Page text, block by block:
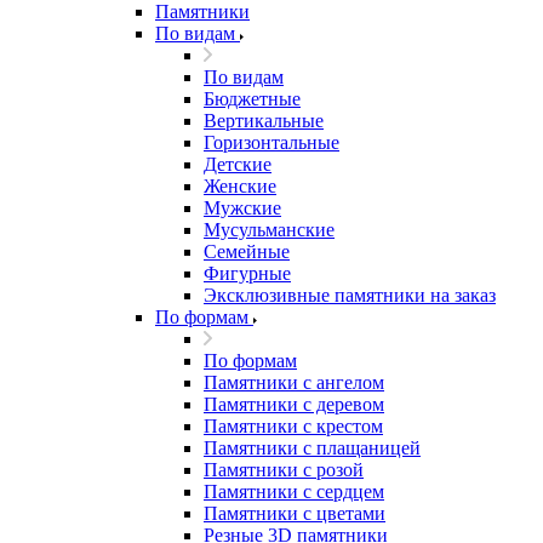
Памятники
По видам
По видам
Бюджетные
Вертикальные
Горизонтальные
Детские
Женские
Мужские
Мусульманские
Семейные
Фигурные
Эксклюзивные памятники на заказ
По формам
По формам
Памятники с ангелом
Памятники с деревом
Памятники с крестом
Памятники с плащаницей
Памятники с розой
Памятники с сердцем
Памятники с цветами
Резные 3D памятники